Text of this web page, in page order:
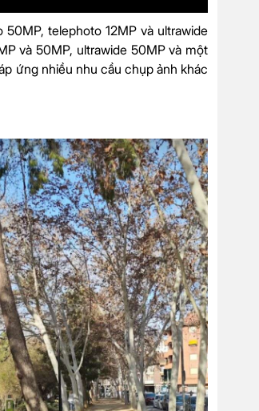
telephoto 12MP và ultrawide
và 50MP, ultrawide 50MP và một
ứng nhiều nhu cầu chụp ảnh khác